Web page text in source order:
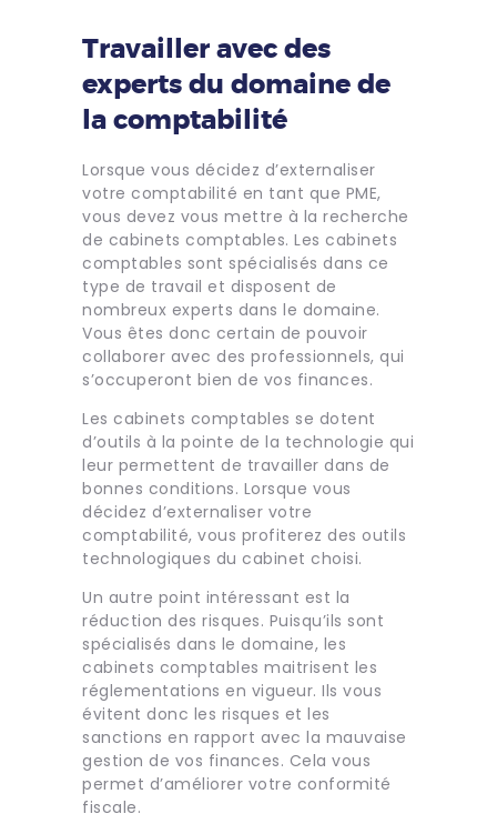
Travailler avec des
experts du domaine de
la comptabilité
Lorsque vous décidez d’externaliser
votre comptabilité en tant que PME,
vous devez vous mettre à la recherche
de cabinets comptables. Les cabinets
comptables sont spécialisés dans ce
type de travail et disposent de
nombreux experts dans le domaine.
Vous êtes donc certain de pouvoir
collaborer avec des professionnels, qui
s’occuperont bien de vos finances.
Les cabinets comptables se dotent
d’outils à la pointe de la technologie qui
leur permettent de travailler dans de
bonnes conditions. Lorsque vous
décidez d’externaliser votre
comptabilité, vous profiterez des outils
technologiques du cabinet choisi.
Un autre point intéressant est la
réduction des risques. Puisqu’ils sont
spécialisés dans le domaine, les
cabinets comptables maitrisent les
réglementations en vigueur. Ils vous
évitent donc les risques et les
sanctions en rapport avec la mauvaise
gestion de vos finances. Cela vous
permet d’améliorer votre conformité
fiscale.